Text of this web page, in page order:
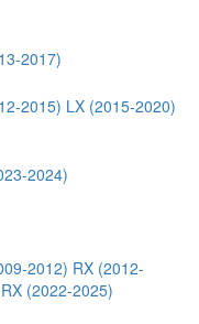
2017)
2015) LX (2015-2020)
2024)
2012) RX (2012-
RX (2022-2025)